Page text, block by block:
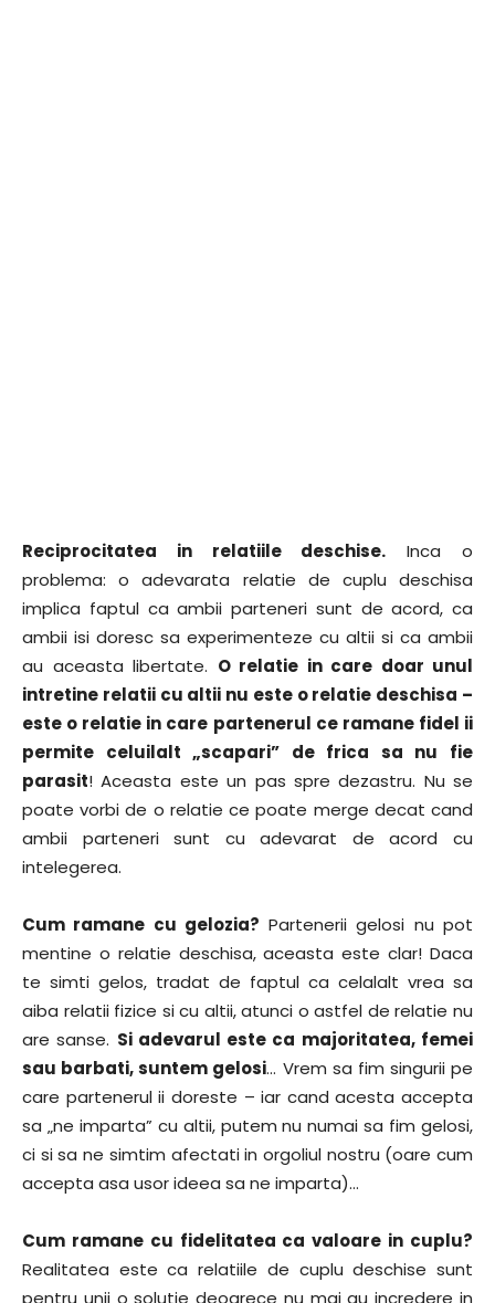
Reciprocitatea in relatiile deschise. Inca o
problema: o adevarata relatie de cuplu deschisa
implica faptul ca ambii parteneri sunt de acord, ca
ambii isi doresc sa experimenteze cu altii si ca ambii
au aceasta libertate. O relatie in care doar unul
intretine relatii cu altii nu este o relatie deschisa –
este o relatie in care partenerul ce ramane fidel ii
permite celuilalt „scapari” de frica sa nu fie
parasit! Aceasta este un pas spre dezastru. Nu se
poate vorbi de o relatie ce poate merge decat cand
ambii parteneri sunt cu adevarat de acord cu
intelegerea.
Cum ramane cu gelozia? Partenerii gelosi nu pot
mentine o relatie deschisa, aceasta este clar! Daca
te simti gelos, tradat de faptul ca celalalt vrea sa
aiba relatii fizice si cu altii, atunci o astfel de relatie nu
are sanse. Si adevarul este ca majoritatea, femei
sau barbati, suntem gelosi… Vrem sa fim singurii pe
care partenerul ii doreste – iar cand acesta accepta
sa „ne imparta” cu altii, putem nu numai sa fim gelosi,
ci si sa ne simtim afectati in orgoliul nostru (oare cum
accepta asa usor ideea sa ne imparta)…
Cum ramane cu fidelitatea ca valoare in cuplu?
Realitatea este ca relatiile de cuplu deschise sunt